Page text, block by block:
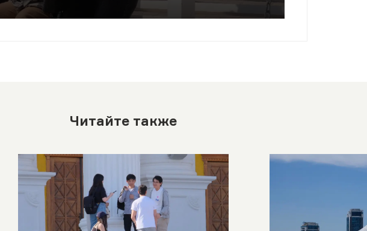
Читайте также